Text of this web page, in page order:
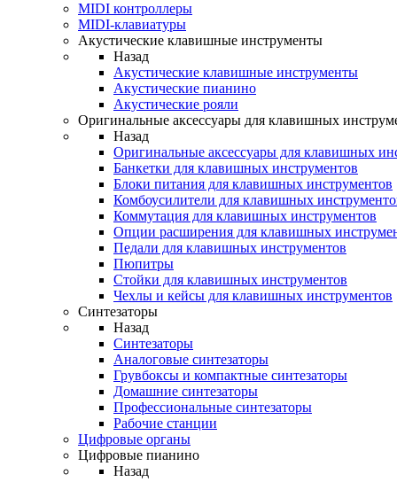
MIDI контроллеры
MIDI-клавиатуры
Акустические клавишные инструменты
Назад
Акустические клавишные инструменты
Акустические пианино
Акустические рояли
Оригинальные аксессуары для клавишных
Назад
Оригинальные аксессуары для клавишных
Банкетки для клавишных инструментов
Блоки питания для клавишных инструментов
Комбоусилители для клавишных
Коммутация для клавишных инструментов
Опции расширения для клавишных
Педали для клавишных инструментов
Пюпитры
Стойки для клавишных инструментов
Чехлы и кейсы для клавишных инструментов
Синтезаторы
Назад
Синтезаторы
Аналоговые синтезаторы
Грувбоксы и компактные синтезаторы
Домашние синтезаторы
Профессиональные синтезаторы
Рабочие станции
Цифровые органы
Цифровые пианино
Назад